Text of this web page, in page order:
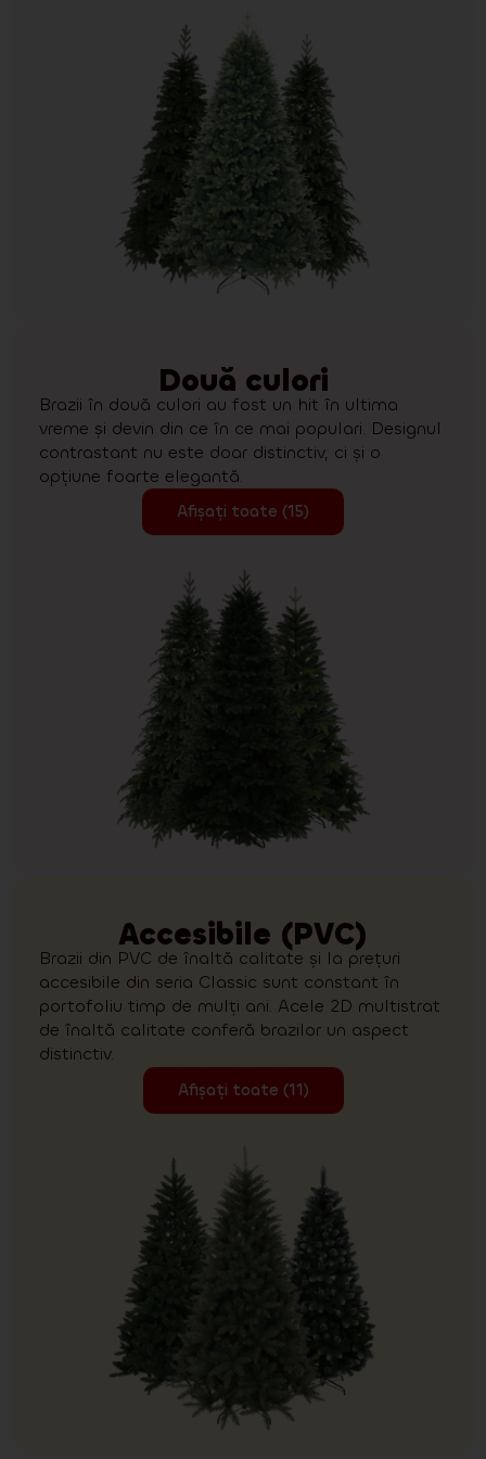
Două culori
Brazii în două culori au fost un hit în ultima
vreme și devin din ce în ce mai populari. Designul
contrastant nu este doar distinctiv, ci și o
opțiune foarte elegantă.
Afișați toate (15)
Accesibile (PVC)
Brazii din PVC de înaltă calitate și la prețuri
accesibile din seria Classic sunt constant în
portofoliu timp de mulți ani. Acele 2D multistrat
de înaltă calitate conferă brazilor un aspect
distinctiv.
Afișați toate (11)